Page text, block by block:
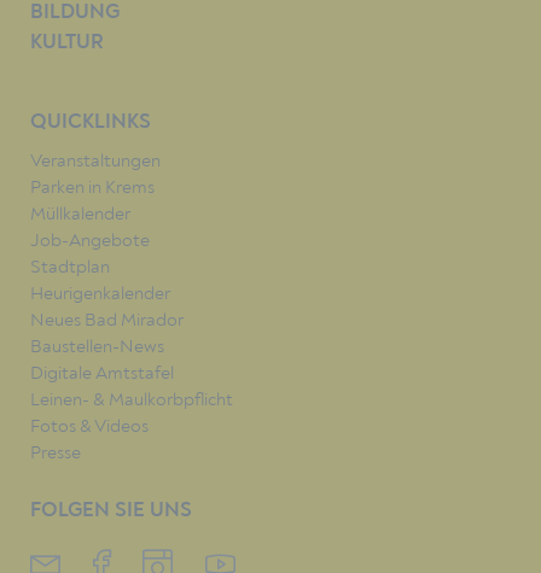
BILDUNG
KULTUR
QUICKLINKS
Veranstaltungen
Parken in Krems
Müllkalender
Job-Angebote
Stadtplan
Heurigenkalender
Neues Bad Mirador
Baustellen-News
Digitale Amtstafel
Leinen- & Maulkorbpflicht
Fotos & Videos
Presse
FOLGEN SIE UNS